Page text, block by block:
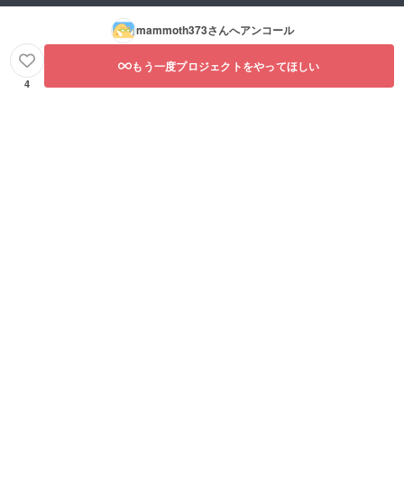
mammoth373さんへアンコール
4
もう一度プロジェクトをやってほしい